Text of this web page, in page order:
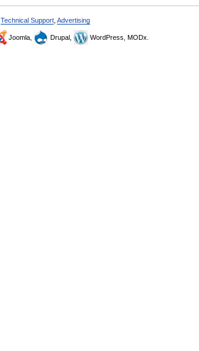
Technical Support Advertising
Joomla, Drupal, WordPress, MODx.